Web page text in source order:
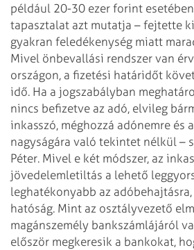
például 20-30 ezer forint
tapasztalat azt mutatja – fejtette
gyakran feledékenység miatt
Mivel önbevallási rendszer van
országon, a fizetési határidőt
idő. Ha a jogszabályban
nincs befizetve az adó, elvileg
inkasszó, méghozzá adónemre és a
nagyságára való tekintet nélkül –
Péter. Mivel e két módszer, az
jövedelemletiltás a lehető
leghatékonyabb az
hatóság. Mint az osztályvezető
magánszemély bankszámlájáról
először megkeresik a bankokat,